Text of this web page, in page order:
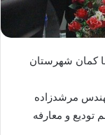
کمان شهرستان
مرشدزاده
تودیع و معارفه